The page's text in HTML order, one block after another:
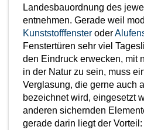
Landesbauordnung des
entnehmen. Gerade weil
Kunststofffenster oder
Fenstertüren sehr viel
den Eindruck erwecken, mit
in der Natur zu sein, muss
Verglasung, die gerne auch
bezeichnet wird, eingesetzt
anderen sichernden
gerade darin liegt der